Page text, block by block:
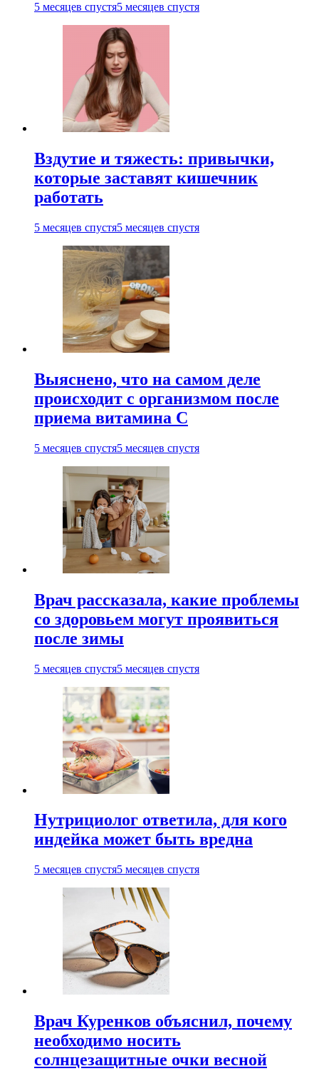
5 месяцев спустя5 месяцев спустя
Вздутие и тяжесть: привычки,
которые заставят кишечник
работать
5 месяцев спустя5 месяцев спустя
Выяснено, что на самом деле
происходит с организмом после
приема витамина С
5 месяцев спустя5 месяцев спустя
Врач рассказала, какие проблемы
со здоровьем могут проявиться
после зимы
5 месяцев спустя5 месяцев спустя
Нутрициолог ответила, для кого
индейка может быть вредна
5 месяцев спустя5 месяцев спустя
Врач Куренков объяснил, почему
необходимо носить
солнцезащитные очки весной